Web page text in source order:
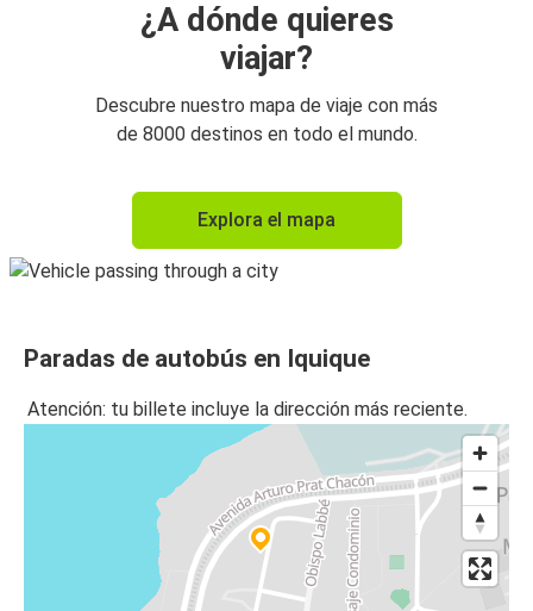
¿A dónde quieres
viajar?
Descubre nuestro mapa de viaje con más
de 8000 destinos en todo el mundo.
Explora el mapa
Paradas de autobús en Iquique
Atención: tu billete incluye la dirección más reciente.